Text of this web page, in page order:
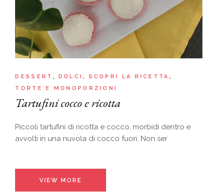
DESSERT DOLCI
SCOPRI LA RICETTA
TORTE E MONOPORZIONI
Tartufini cocco e ricotta
Piccoli tartufini di ricotta e cocco, morbidi dentro e
avvolti in una nuvola di cocco fuori. Non ser
VIEW MORE